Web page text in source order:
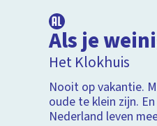
Als je
Het Klokhuis
Nooit op vakantie.
oude te klein zijn.
Nederland leven